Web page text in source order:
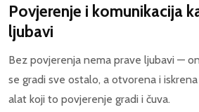
Povjerenje i komunikacija
ljubavi
Bez povjerenja nema prave ljubavi —
se gradi sve ostalo, a otvorena i
alat koji to povjerenje gradi i čuva.